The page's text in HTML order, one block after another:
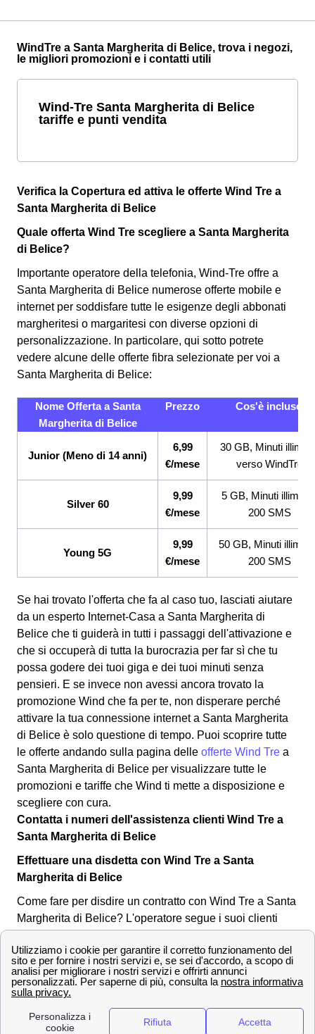
WindTre a Santa Margherita di Belice, trova i negozi,
le migliori promozioni e i contatti utili
Wind-Tre Santa Margherita di Belice
tariffe e punti vendita
Verifica la Copertura ed attiva le offerte Wind Tre a
Santa Margherita di Belice
Quale offerta Wind Tre scegliere a Santa Margherita
di Belice?
Importante operatore della telefonia, Wind-Tre offre a
Santa Margherita di Belice numerose offerte mobile e
internet per soddisfare tutte le esigenze degli abbonati
margheritesi o margaritesi con diverse opzioni di
personalizzazione. In particolare, qui sotto potrete
vedere alcune delle offerte fibra selezionate per voi a
Santa Margherita di Belice:
Nome Offerta a Santa
Margherita di Belice
Prezzo Cos'è incluso
Junior (Meno di 14 anni)
6,99
€/mese
30 GB, Minuti
verso WindTre
Silver 60
9,99
€/mese
5 GB, Minuti
200 SMS
Young 5G
9,99
€/mese
50 GB, Minuti
200 SMS
Se hai trovato l'offerta che fa al caso tuo, lasciati aiutare
da un esperto Internet-Casa a Santa Margherita di
Belice che ti guiderà in tutti i passaggi dell'attivazione e
che si occuperà di tutta la burocrazia per far sì che tu
possa godere dei tuoi giga e dei tuoi minuti senza
pensieri. E se invece non avessi ancora trovato la
promozione Wind che fa per te, non disperare perché
attivare la tua connessione internet a Santa Margherita
di Belice è solo questione di tempo. Puoi scoprire tutte
le offerte andando sulla pagina delle offerte Wind Tre a
Santa Margherita di Belice per visualizzare tutte le
promozioni e tariffe che Wind ti mette a disposizione e
scegliere con cura.
Contatta i numeri dell'assistenza clienti Wind Tre a
Santa Margherita di Belice
Effettuare una disdetta con Wind Tre a Santa
Margherita di Belice
Come fare per disdire un contratto con Wind Tre a Santa
Margherita di Belice? L'operatore segue i suoi clienti
necessarie, anche per la disdetta di un abbonamento o
tariffa. Puoi effettuare una disdetta in qualsiasi momento,
l'importante è inviare una comunicazione per tempo
sotto alcuni dei canali utilizzabili: